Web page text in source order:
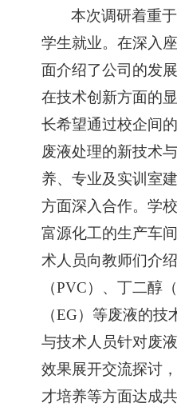
本次调研着重
学生就业。在深入
面介绍了公司的发
在技术创新方面的
长希望通过校企间的
废液处理的新技术
养、专业及实训室
方面深入合作。 学校
富源化工的生产车
术人员向教师们介
（PVC）、丁二醇
（EG）等废液的技
与技术人员针对废
效果展开交流探讨，
才培养等方面达成共